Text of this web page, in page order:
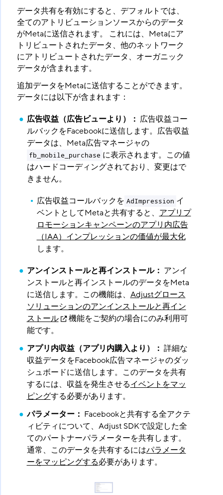
データ共有を有効にすると、デフォルトでは、
全てのアトリビューションソースからのデータ
がMetaに送信されます。 これには、Metaにア
トリビュートされたデータ、他のネットワーク
にアトリビュートされたデータ、オーガニック
データが含まれます。
追加データをMetaに送信することができます。
データには以下が含まれます：
広告収益（広告ビューより）： ​ 広告収益コー
ルバックをFacebookに送信します。広告収益
データは、Meta広告マネージャの
fb_mobile_purchase に表示されます。この値
はハードコーディングされており、変更はで
きません。
広告収益コールバックを AdImpression イ
ベントとしてMetaと共有すると、アプリプ
ロモーションキャンペーンのアプリ内広告
（IAA）インプレッションの価値が最大化
します。
アンインストールと再インストール： ​ アンイ
ンストールと再インストールのデータをMeta
に送信します。この機能は、Adjustグロース
ソリューションのアンインストールと再イン
ストール
機能をご契約の場合にのみ利用可
能です。
アプリ内収益（アプリ内購入より）： ​ 詳細な
収益データをFacebook広告マネージャのダッ
シュボードに送信します。このデータを共有
するには、収益を発生させるイベントをマッ
ピングする必要があります。
パラメーター： ​ Facebookと共有する全アクテ
ィビティについて、Adjust SDKで設定した全
てのパートナーパラメーターを共有します。
通常、このデータを共有するにはパラメータ
ーをマッピングする必要があります。